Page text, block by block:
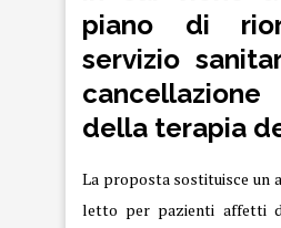
piano di
servizio
della terapia
La proposta sostituisce un
letto per pazienti affetti